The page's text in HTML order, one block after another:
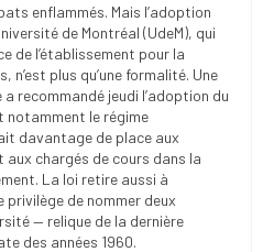
enflammés. Mais l’adoption
de Montréal (UdeM), qui
de l’établissement pour la
n’est plus qu’une formalité. Une
recommandé jeudi l’adoption du
notamment le régime
davantage de place aux
chargés de cours dans la
La loi retire aussi à
privilège de nommer deux
— relique de la dernière
des années 1960.